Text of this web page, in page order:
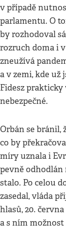
v případě
parlamentu. O
by rozhodoval
rozruch doma i
zneužívá
a v zemi, kde
Fidesz
nebezpečné.
Orbán se bránil,
co by
míry uznala i
pevně odhodlán
stalo. Po celou
zasedal, vláda
hlasů, 20.
a s ním